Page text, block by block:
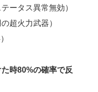
テータス異常無効）
の超火力武器）
時80%の確率で反